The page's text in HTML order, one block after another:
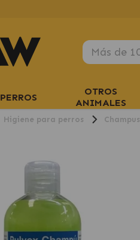
PERROS
OTROS
ANIMALES
Higiene para perros Champus